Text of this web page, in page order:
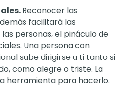
Reconocer las
facilitará las
personas, el pináculo de
Una persona con
sabe dirigirse a ti tanto si
como alegre o triste. La
herramienta para hacerlo.